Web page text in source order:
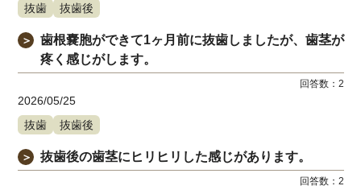
抜歯
抜歯後
＞
歯根嚢胞ができて1ヶ月前に抜歯しましたが、歯茎が
疼く感じがします。
回答数： 2
2026/05/25
抜歯
抜歯後
＞ 抜歯後の歯茎にヒリヒリした感じがあります。
回答数： 2